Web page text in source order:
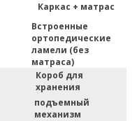
Каркас + матрас
Встроенные
ортопедические
ламели (без
матраса)
Короб для
хранения
подъемный
механизм